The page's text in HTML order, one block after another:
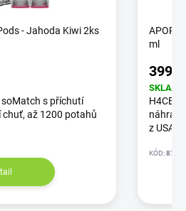
- Jahoda Kiwi 2ks
soMatch s příchutí
až 1200 potahů
ml
399
H4CBD
z USA
KÓD:87/